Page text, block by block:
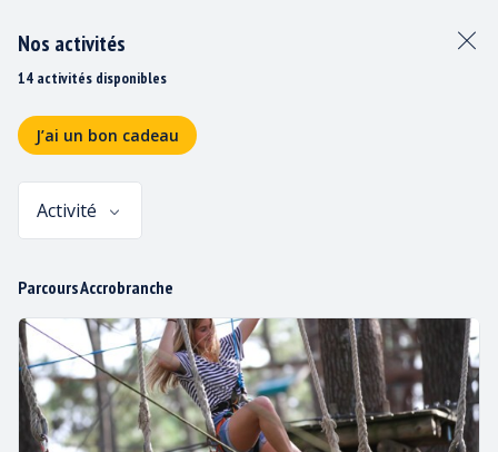
IMG_0921
J’ai un bon cadeau
Nos activités
14 activités disponibles
Parcours Accrobranche
Activité